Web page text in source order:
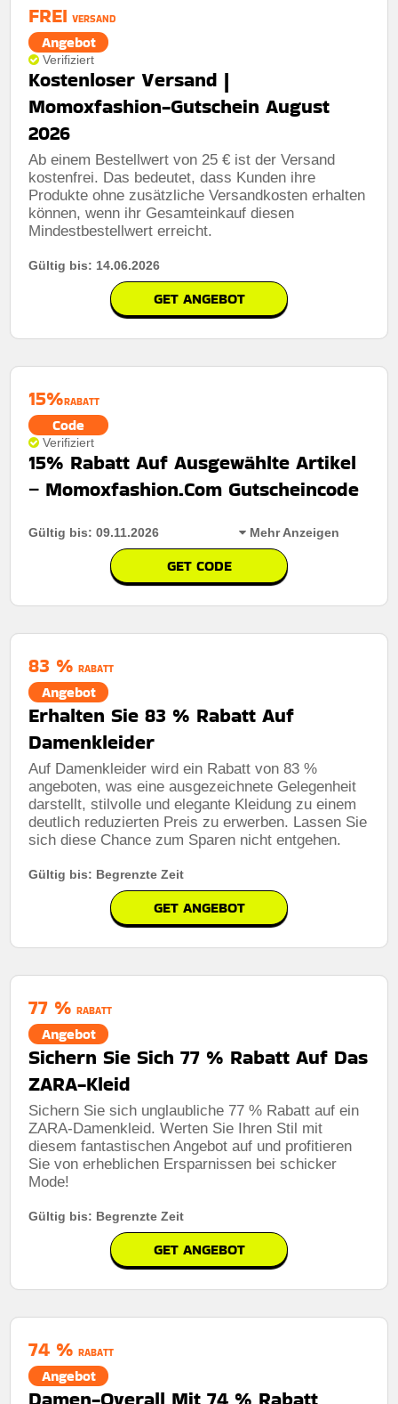
FREI VERSAND
Angebot
Verifiziert
Kostenloser Versand |
Momoxfashion-Gutschein August
2026
Ab einem Bestellwert von 25 € ist der Versand
kostenfrei. Das bedeutet, dass Kunden ihre
Produkte ohne zusätzliche Versandkosten erhalten
können, wenn ihr Gesamteinkauf diesen
Mindestbestellwert erreicht.
Gültig bis: 14.06.2026
GET ANGEBOT
15%RABATT
Code
Verifiziert
15% Rabatt Auf Ausgewählte Artikel
– Momoxfashion.Com Gutscheincode
Gültig bis: 09.11.2026 Mehr Anzeigen
GET CODE
Mindestkaufbetrag:Keine Mindestausgaben
Berechtigung:
Art des Angebots:
Kumulierbar:Nicht mit anderen Aktionen kombinierbar
auf der website des händlers
83 % RABATT
Angebot
Erhalten Sie 83 % Rabatt Auf
Damenkleider
Auf Damenkleider wird ein Rabatt von 83 %
angeboten, was eine ausgezeichnete Gelegenheit
darstellt, stilvolle und elegante Kleidung zu einem
deutlich reduzierten Preis zu erwerben. Lassen Sie
sich diese Chance zum Sparen nicht entgehen.
Gültig bis: Begrenzte Zeit
GET ANGEBOT
77 % RABATT
Angebot
Sichern Sie Sich 77 % Rabatt Auf Das
ZARA-Kleid
Sichern Sie sich unglaubliche 77 % Rabatt auf ein
ZARA-Damenkleid. Werten Sie Ihren Stil mit
diesem fantastischen Angebot auf und profitieren
Sie von erheblichen Ersparnissen bei schicker
Mode!
Gültig bis: Begrenzte Zeit
GET ANGEBOT
74 % RABATT
Angebot